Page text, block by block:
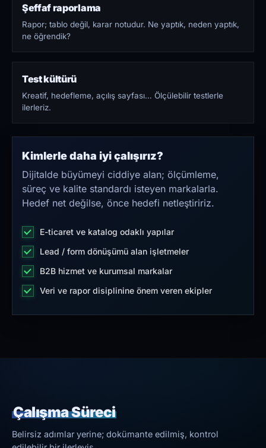
Şeffaf raporlama
Rapor; tablo değil, karar notudur. Ne yaptık, neden yaptık,
ne öğrendik?
Test kültürü
Kreatif, hedefleme, açılış sayfası… Ölçülebilir testlerle
ilerleriz.
Kimlerle daha iyi çalışırız?
Dijitalde büyümeyi ciddiye alan; ölçümleme,
süreç ve kalite standardı isteyen markalarla.
Hedef net değilse, önce hedefi netleştiririz.
E-ticaret ve katalog odaklı yapılar
Lead / form dönüşümü alan işletmeler
B2B hizmet ve kurumsal markalar
Veri ve rapor disiplinine önem veren ekipler
Çalışma Süreci
Belirsiz adımlar yerine; dokümante edilmiş, kontrol